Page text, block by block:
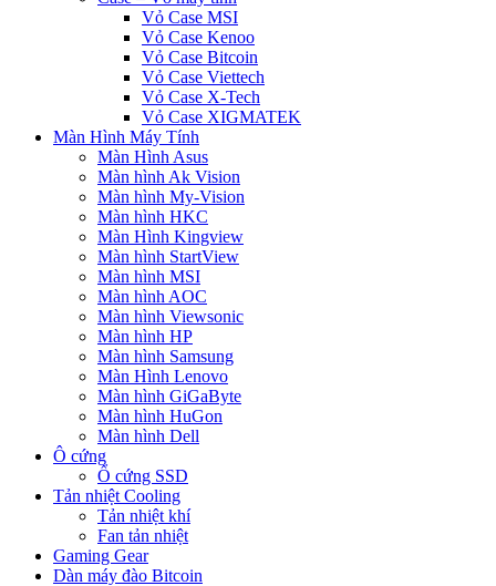
Vỏ Case MSI
Vỏ Case Kenoo
Vỏ Case Bitcoin
Vỏ Case Viettech
Vỏ Case X-Tech
Vỏ Case XIGMATEK
Màn Hình Máy Tính
Màn Hình Asus
Màn hình Ak Vision
Màn hình My-Vision
Màn hình HKC
Màn Hình Kingview
Màn hình StartView
Màn hình MSI
Màn hình AOC
Màn hình Viewsonic
Màn hình HP
Màn hình Samsung
Màn Hình Lenovo
Màn hình GiGaByte
Màn hình HuGon
Màn hình Dell
Ô cứng
Ổ cứng SSD
Tản nhiệt Cooling
Tản nhiệt khí
Fan tản nhiệt
Gaming Gear
Dàn máy đào Bitcoin